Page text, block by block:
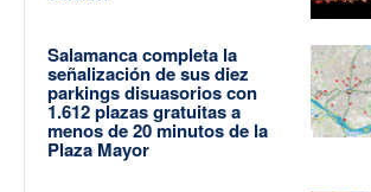
Salamanca completa la
señalización de sus diez
parkings disuasorios con
1.612 plazas gratuitas a
menos de 20 minutos de la
Plaza Mayor